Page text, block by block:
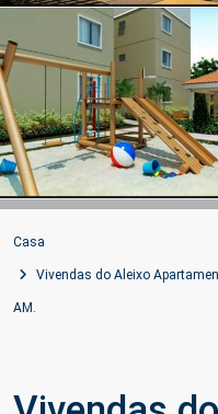
Casa
Vivendas do Aleixo
AM.